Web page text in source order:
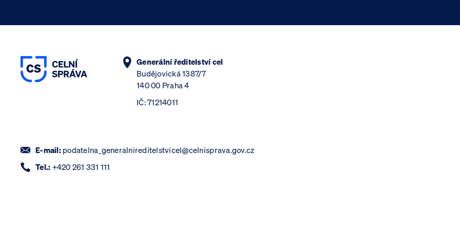
Generální ředitelství cel
Budějovická 1387/7
140 00 Praha 4
IČ: 71214011
E-mail: podatelna_generalnireditelstvicel@celnisprava.gov.cz
Tel.: +420 261 331 111